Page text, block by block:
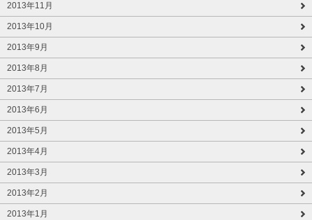
2013年11月
2013年10月
2013年9月
2013年8月
2013年7月
2013年6月
2013年5月
2013年4月
2013年3月
2013年2月
2013年1月